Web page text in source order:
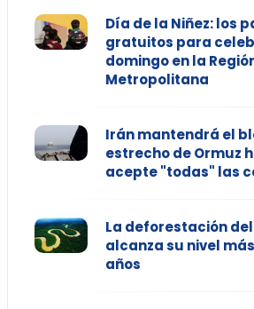
Día de la Niñez: los
gratuitos para
domingo en la
Metropolitana
Irán mantendrá el
estrecho de Ormuz
acepte "todas" las
La deforestación
alcanza su nivel
años